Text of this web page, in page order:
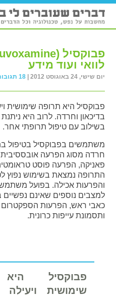
לוואי ועוד מידע
יום שישי, 24 באוגוסט 2012 | 18 תגובות »
פבוקסיל היא תרופה שימושית
בדיכאון וחרדה. לרוב היא
בשילוב עם טיפול תרופתי אחר.
משתמשים בפבוקסיל בטיפול
חרדה מסוג הפרעה
פאניקה, הפרעה פוסט
התרופה נמצאת בשימוש נפוץ
והפרעות אכילה. בפועל
למצבים נוספים שאינם נפשיים
כאבי ראש, הפרעות הספקטרום
ותסמונת עייפות כרונית.
פבוקסיל
שימושית